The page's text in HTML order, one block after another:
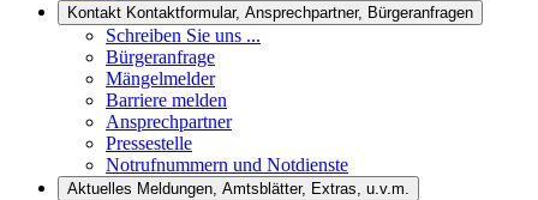
Kontakt Kontaktformular, Ansprechpartner, Bürgeranfragen
Schreiben Sie uns ...
Bürgeranfrage
Mängelmelder
Barriere melden
Ansprechpartner
Pressestelle
Notrufnummern und Notdienste
Aktuelles Meldungen, Amtsblätter, Extras, u.v.m.